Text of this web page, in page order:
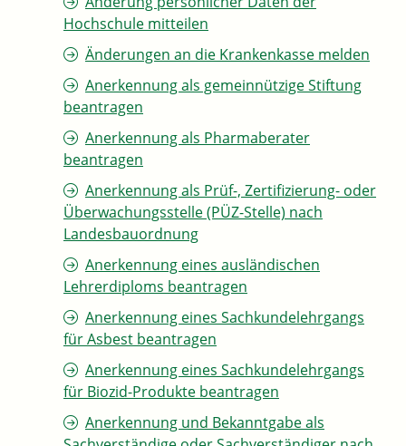
Hochschule mitteilen
Änderungen an die Krankenkasse melden
Anerkennung als gemeinnützige Stiftung
beantragen
Anerkennung als Pharmaberater
beantragen
Anerkennung als Prüf-, Zertifizierung- oder
Überwachungsstelle (PÜZ-Stelle) nach
Landesbauordnung
Anerkennung eines ausländischen
Lehrerdiploms beantragen
Anerkennung eines Sachkundelehrgangs
für Asbest beantragen
Anerkennung eines Sachkundelehrgangs
für Biozid-Produkte beantragen
Anerkennung und Bekanntgabe als